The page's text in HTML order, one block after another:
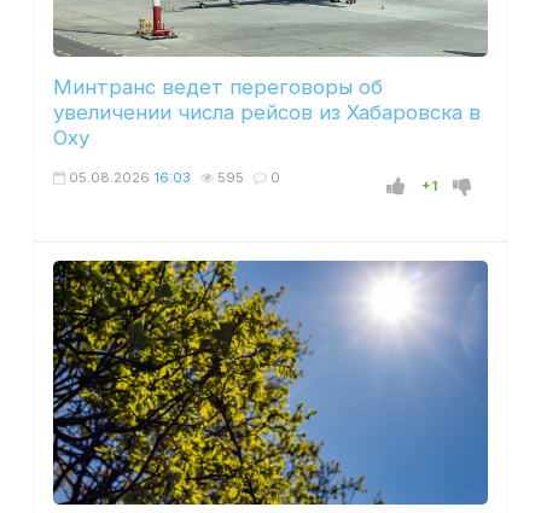
Минтранс ведет переговоры об
увеличении числа рейсов из Хабаровска в
Оху
+1
05.08.2026 16:03 595 0